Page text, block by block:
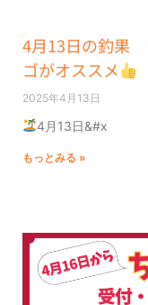
4月13日の釣果
ゴがオススメ
2025年4月13日
4月13日&#x
もっとみる »